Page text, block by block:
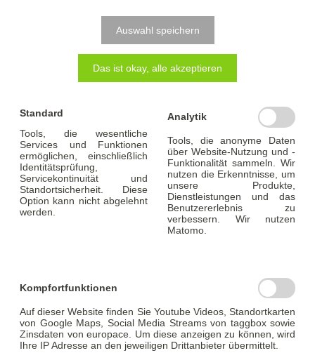
Klimafreundliches Wohngebäude (Effizienzhaus
Hier gilt der strengere EH40-Standard – ebenfalls
zum EH40-Standard ist ein Nachhaltigkeitszertifikat
(QNG-PLUS oder QNG-PREMIUM) erforderlich.
Eine Beheizung mit Öl, Gas oder Biomasse ist
ausgeschlossen.
Kredit zur Verfügung.
Laufzeit: bis zu 35 Jahre
Zinsbindung: bis zu 10 Jahre
Auszahlung: 100 % des Kreditbetrags
Auswahl speichern
Das ist okay, alle akzeptieren
Standard
Tools, die wesentliche
Services und Funktionen
ermöglichen, einschließlich
Identitätsprüfung,
Servicekontinuität und
Standortsicherheit. Diese
Option kann nicht abgelehnt
werden.
Analytik
Tools, die anonyme Daten
über Website-Nutzung und -
Funktionalität sammeln. Wir
nutzen die Erkenntnisse, um
unsere Produkte,
Dienstleistungen und das
Benutzererlebnis zu
verbessern. Wir nutzen
Matomo.
Kompfortfunktionen
Auf dieser Website finden Sie Youtube Videos, Standortkarten
von Google Maps, Social Media Streams von taggbox sowie
Zinsdaten von europace. Um diese anzeigen zu können, wird
Ihre IP Adresse an den jeweiligen Drittanbieter übermittelt.